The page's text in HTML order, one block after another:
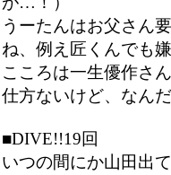
うーたんはお父さん
ね、例え匠くんでも
こころは一生優作さ
仕方ないけど、なん
■DIVE!!19回
いつの間にか山田出